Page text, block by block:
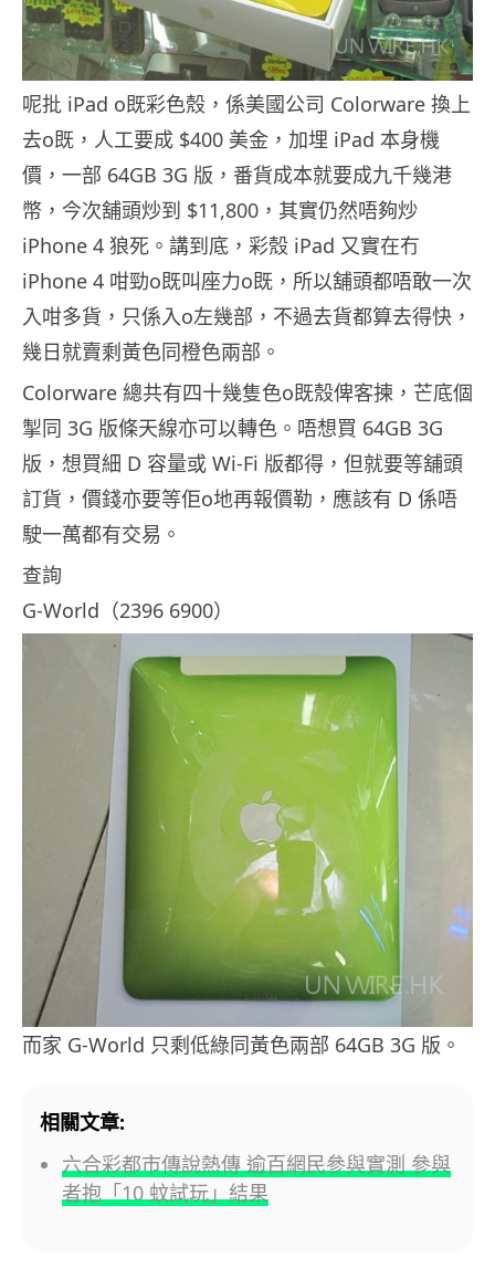
呢批 iPad o既彩色殼，係美國公司 Colorware 換上
去o既，人工要成 $400 美金，加埋 iPad 本身機
價，一部 64GB 3G 版，番貨成本就要成九千幾港
幣，今次舖頭炒到 $11,800，其實仍然唔夠炒
iPhone 4 狼死。講到底，彩殼 iPad 又實在冇
iPhone 4 咁勁o既叫座力o既，所以舖頭都唔敢一次
入咁多貨，只係入o左幾部，不過去貨都算去得快，
幾日就賣剩黃色同橙色兩部。
Colorware 總共有四十幾隻色o既殼俾客揀，芒底個
掣同 3G 版條天線亦可以轉色。唔想買 64GB 3G
版，想買細 D 容量或 Wi-Fi 版都得，但就要等舖頭
訂貨，價錢亦要等佢o地再報價勒，應該有 D 係唔
駛一萬都有交易。
查詢
G-World（2396 6900）
而家 G-World 只剩低綠同黃色兩部 64GB 3G 版。
相關文章:
六合彩都市傳說熱傳 逾百網民參與實測 參與
者抱「10 蚊試玩」結果